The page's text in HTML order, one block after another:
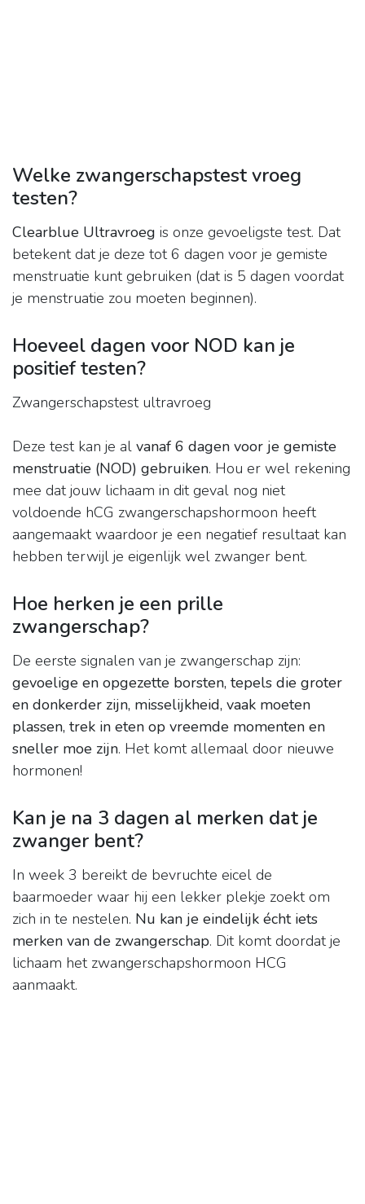
Welke zwangerschapstest vroeg
testen?
Clearblue Ultravroeg is onze gevoeligste test. Dat
betekent dat je deze tot 6 dagen voor je gemiste
menstruatie kunt gebruiken (dat is 5 dagen voordat
je menstruatie zou moeten beginnen).
Hoeveel dagen voor NOD kan je
positief testen?
Zwangerschapstest ultravroeg
Deze test kan je al vanaf 6 dagen voor je gemiste
menstruatie (NOD) gebruiken. Hou er wel rekening
mee dat jouw lichaam in dit geval nog niet
voldoende hCG zwangerschapshormoon heeft
aangemaakt waardoor je een negatief resultaat kan
hebben terwijl je eigenlijk wel zwanger bent.
Hoe herken je een prille
zwangerschap?
De eerste signalen van je zwangerschap zijn:
gevoelige en opgezette borsten, tepels die groter
en donkerder zijn, misselijkheid, vaak moeten
plassen, trek in eten op vreemde momenten en
sneller moe zijn. Het komt allemaal door nieuwe
hormonen!
Kan je na 3 dagen al merken dat je
zwanger bent?
In week 3 bereikt de bevruchte eicel de
baarmoeder waar hij een lekker plekje zoekt om
zich in te nestelen. Nu kan je eindelijk écht iets
merken van de zwangerschap. Dit komt doordat je
lichaam het zwangerschapshormoon HCG
aanmaakt.